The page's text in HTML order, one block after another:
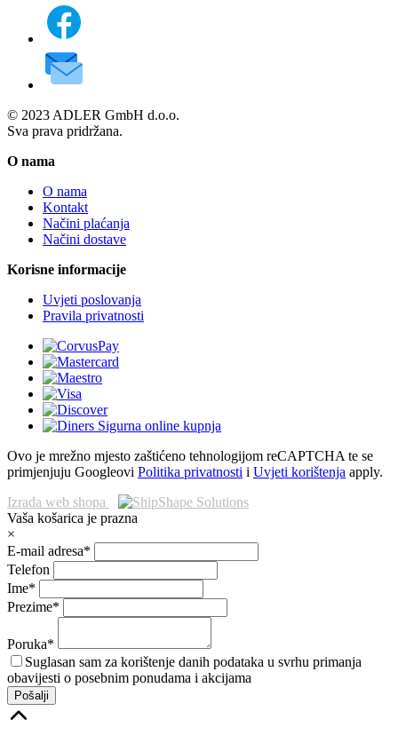
© 2023 ADLER GmbH d.o.o.
Sva prava pridržana.
O nama
O nama
Kontakt
Načini plaćanja
Načini dostave
Korisne informacije
Uvjeti poslovanja
Pravila privatnosti
Ovo je mrežno mjesto zaštićeno tehnologijom reCAPTCHA te se
primjenjuju Googleovi Politika privatnosti i Uvjeti korištenja apply.
Izrada web shopa
Vaša košarica je prazna
×
E-mail adresa*
Telefon
Ime*
Prezime*
Poruka*
Suglasan sam za korištenje danih podataka u svrhu primanja
obavijesti o posebnim ponudama i akcijama
Pošalji